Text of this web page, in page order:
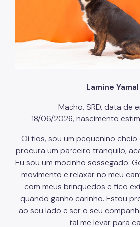
Coordenadoria de Informação em
Infecções Sexualmente
Epidemiologia e Informação -
Gestão Participativa
Judicialização da Saúde
Licitações e Compras Públicas
Atas de Registro de Preços
Editais / Consulta Pública
Manuais de Identidade Visual
Lamine Yamal
Macho, SRD, data de
18/06/2026, nascimento
Oi tios, sou um pequenino cheio
procura um parceiro tranquilo,
Eu sou um mocinho sossegado.
movimento e relaxar no meu
com meus brinquedos e fico
quando ganho carinho. Estou
ao seu lado e ser o seu
tal me levar para